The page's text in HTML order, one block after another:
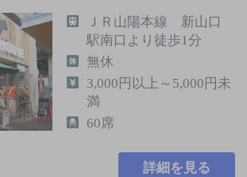
ＪＲ山陽本線 新山口
駅南口より徒歩1分
無休
3,000円以上～5,000円未
満
60席
詳細を見る